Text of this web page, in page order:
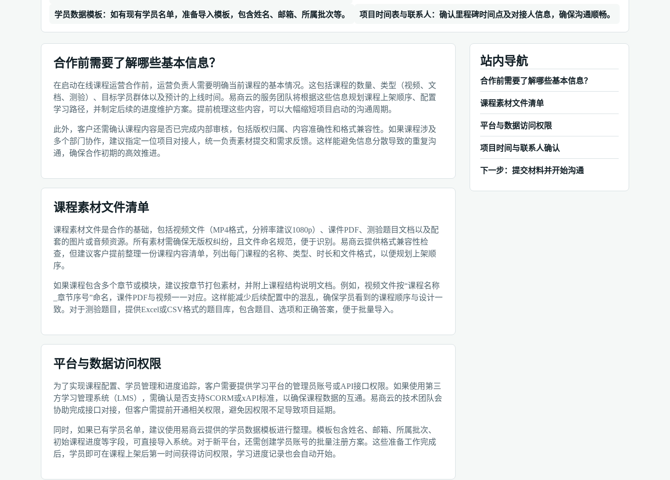
学员数据模板：如有现有学员名单，准备导入模板，包含姓名、邮箱、所属批次等。 项目时间表与联系人：确认里程碑时间点及对接人信息，确保沟通顺畅。
合作前需要了解哪些基本信息？
在启动在线课程运营合作前，运营负责人需要明确当前课程的基本情况。这包括课程的数量、类型（视频、文
档、测验）、目标学员群体以及预计的上线时间。易商云的服务团队将根据这些信息规划课程上架顺序、配置
学习路径，并制定后续的进度维护方案。提前梳理这些内容，可以大幅缩短项目启动的沟通周期。
此外，客户还需确认课程内容是否已完成内部审核，包括版权归属、内容准确性和格式兼容性。如果课程涉及
多个部门协作，建议指定一位项目对接人，统一负责素材提交和需求反馈。这样能避免信息分散导致的重复沟
通，确保合作初期的高效推进。
课程素材文件清单
课程素材文件是合作的基础，包括视频文件（MP4格式，分辨率建议1080p）、课件PDF、测验题目文档以及配
套的图片或音频资源。所有素材需确保无版权纠纷，且文件命名规范，便于识别。易商云提供格式兼容性检
查，但建议客户提前整理一份课程内容清单，列出每门课程的名称、类型、时长和文件格式，以便规划上架顺
序。
如果课程包含多个章节或模块，建议按章节打包素材，并附上课程结构说明文档。例如，视频文件按“课程名称
_章节序号”命名，课件PDF与视频一一对应。这样能减少后续配置中的混乱，确保学员看到的课程顺序与设计一
致。对于测验题目，提供Excel或CSV格式的题目库，包含题目、选项和正确答案，便于批量导入。
平台与数据访问权限
为了实现课程配置、学员管理和进度追踪，客户需要提供学习平台的管理员账号或API接口权限。如果使用第三
方学习管理系统（LMS），需确认是否支持SCORM或xAPI标准，以确保课程数据的互通。易商云的技术团队会
协助完成接口对接，但客户需提前开通相关权限，避免因权限不足导致项目延期。
同时，如果已有学员名单，建议使用易商云提供的学员数据模板进行整理。模板包含姓名、邮箱、所属批次、
初始课程进度等字段，可直接导入系统。对于新平台，还需创建学员账号的批量注册方案。这些准备工作完成
后，学员即可在课程上架后第一时间获得访问权限，学习进度记录也会自动开始。
站内导航
合作前需要了解哪些基本信息？
课程素材文件清单
平台与数据访问权限
项目时间与联系人确认
下一步：提交材料并开始沟通